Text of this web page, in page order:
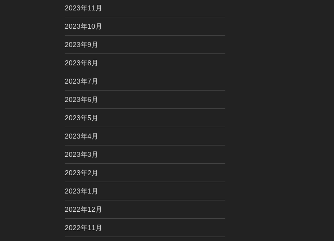
2023年11月
2023年10月
2023年9月
2023年8月
2023年7月
2023年6月
2023年5月
2023年4月
2023年3月
2023年2月
2023年1月
2022年12月
2022年11月